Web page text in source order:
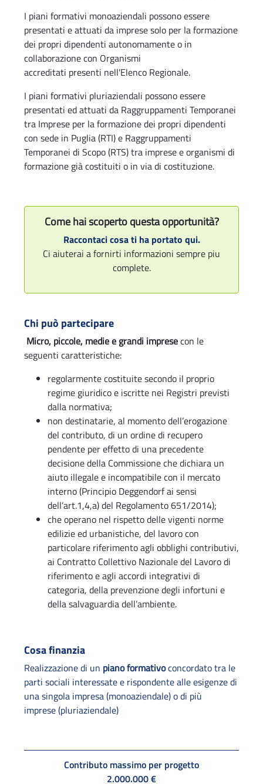
I piani formativi monoaziendali possono essere
presentati e attuati da imprese solo per la formazione
dei propri dipendenti autonomamente o in
collaborazione con Organismi
accreditati presenti nell'Elenco Regionale.
I piani formativi pluriaziendali possono essere
presentati ed attuati da Raggruppamenti Temporanei
tra Imprese per la formazione dei propri dipendenti
con sede in Puglia (RTI) e Raggruppamenti
Temporanei di Scopo (RTS) tra imprese e organismi di
formazione già costituiti o in via di costituzione.
Come hai scoperto questa opportunità?
Raccontaci cosa ti ha portato qui.
Ci aiuterai a fornirti informazioni sempre piu
complete.
Chi può partecipare
Micro, piccole, medie e grandi impresecon le
seguenti caratteristiche:
regolarmente costituite secondo il proprio
regime giuridico e iscritte nei Registri previsti
dalla normativa;
non destinatarie, al momento dell’erogazione
del contributo, di un ordine di recupero
pendente per effetto di una precedente
decisione della Commissione che dichiara un
aiuto illegale e incompatibile con il mercato
interno (Principio Deggendorf ai sensi
dell’art.1,4,a) del Regolamento 651/2014);
che operano nel rispetto delle vigenti norme
edilizie ed urbanistiche, del lavoro con
particolare riferimento agli obblighi contributivi,
ai Contratto Collettivo Nazionale del Lavoro di
riferimento e agli accordi integrativi di
categoria, della prevenzione degli infortuni e
della salvaguardia dell’ambiente.
Cosa finanzia
Realizzazione di un piano formativoconcordato tra le
parti sociali interessate e rispondente alle esigenze di
una singola impresa (monoaziendale) o di più
imprese (pluriaziendale)
Contributo massimo per progetto
2.000.000 €